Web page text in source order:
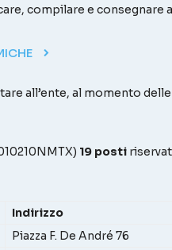
compilare e
all’ente, al momento
19 posti
Indirizzo
Piazza F. De André 76